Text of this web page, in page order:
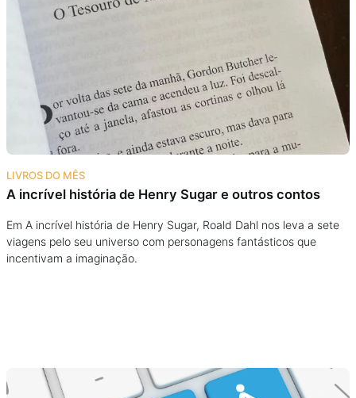
LIVROS DO MÊS
A incrível história de Henry Sugar e outros contos
Em A incrível história de Henry Sugar, Roald Dahl nos leva a sete
viagens pelo seu universo com personagens fantásticos que
incentivam a imaginação.